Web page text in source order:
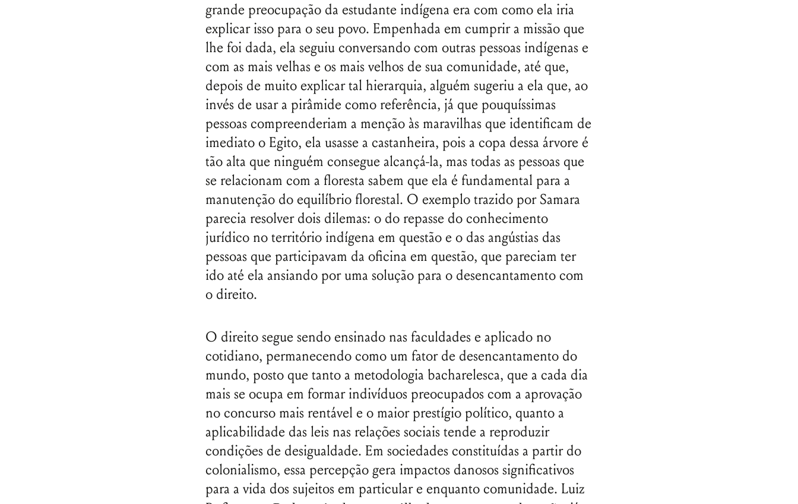
grande preocupação da estudante indígena era com como ela iria
explicar isso para o seu povo. Empenhada em cumprir a missão que
lhe foi dada, ela seguiu conversando com outras pessoas indígenas e
com as mais velhas e os mais velhos de sua comunidade, até que,
depois de muito explicar tal hierarquia, alguém sugeriu a ela que, ao
invés de usar a pirâmide como referência, já que pouquíssimas
pessoas compreenderiam a menção às maravilhas que identificam de
imediato o Egito, ela usasse a castanheira, pois a copa dessa árvore é
tão alta que ninguém consegue alcançá-la, mas todas as pessoas que
se relacionam com a floresta sabem que ela é fundamental para a
manutenção do equilíbrio florestal. O exemplo trazido por Samara
parecia resolver dois dilemas: o do repasse do conhecimento
jurídico no território indígena em questão e o das angústias das
pessoas que participavam da oficina em questão, que pareciam ter
ido até ela ansiando por uma solução para o desencantamento com
o direito.
O direito segue sendo ensinado nas faculdades e aplicado no
cotidiano, permanecendo como um fator de desencantamento do
mundo, posto que tanto a metodologia bacharelesca, que a cada dia
mais se ocupa em formar indivíduos preocupados com a aprovação
no concurso mais rentável e o maior prestígio político, quanto a
aplicabilidade das leis nas relações sociais tende a reproduzir
condições de desigualdade. Em sociedades constituídas a partir do
colonialismo, essa percepção gera impactos danosos significativos
para a vida dos sujeitos em particular e enquanto comunidade. Luiz
Nome de usuário ou endereço de e-
mail
Senha
Lembrar-me